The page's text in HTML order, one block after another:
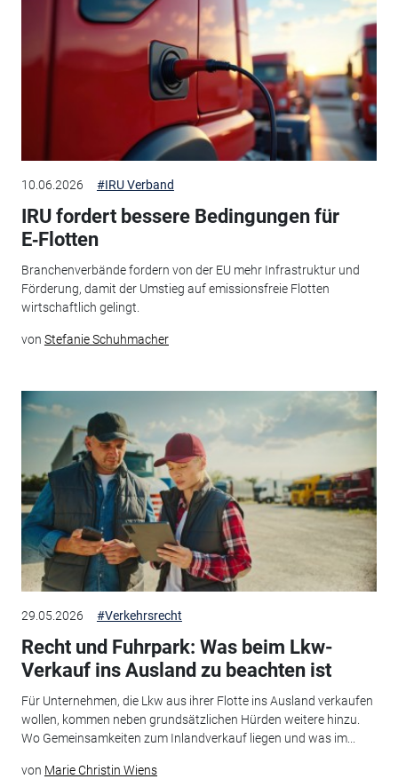
10.06.2026 #IRU Verband
IRU fordert bessere Bedingungen für
E‑Flotten
Branchenverbände fordern von der EU mehr Infrastruktur und
Förderung, damit der Umstieg auf emissionsfreie Flotten
wirtschaftlich gelingt.
von Stefanie Schuhmacher
29.05.2026 #Verkehrsrecht
Recht und Fuhrpark: Was beim Lkw-
Verkauf ins Ausland zu beachten ist
Für Unternehmen, die Lkw aus ihrer Flotte ins Ausland verkaufen
wollen, kommen neben grundsätzlichen Hürden weitere hinzu.
Wo Gemeinsamkeiten zum Inlandverkauf liegen und was im...
von Marie Christin Wiens